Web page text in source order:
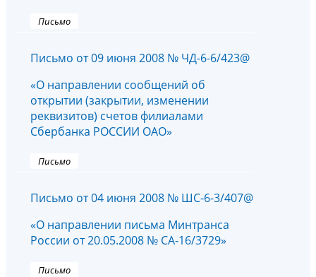
Письмо
Письмо от 09 июня 2008 № ЧД-6-6/423@
«О направлении сообщений об
открытии (закрытии, изменении
реквизитов) счетов филиалами
Сбербанка РОССИИ ОАО»
Письмо
Письмо от 04 июня 2008 № ШС-6-3/407@
«О направлении письма Минтранса
России от 20.05.2008 № СА-16/3729»
Письмо